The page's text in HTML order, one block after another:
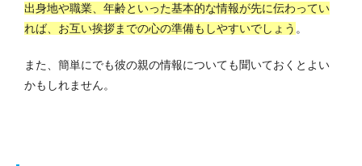
出身地や職業、年齢といった基本的な情報が先に伝わってい
れば、お互い挨拶までの心の準備もしやすいでしょう 。
また、簡単にでも彼の親の情報についても聞いておくとよい
かもしれません。